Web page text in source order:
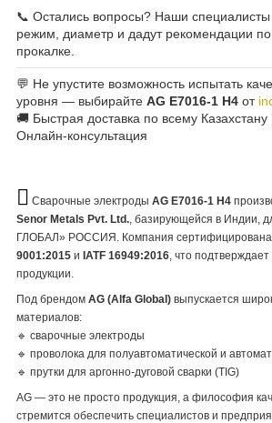
📞 Остались вопросы? Наши специалисты
режим, диаметр и дадут рекомендации
прокалке.
💬 Не упустите возможность испытать
уровня — выбирайте AG E7016-1 H4 от
🚚 Быстрая доставка по всему
Онлайн-консультация
Сварочные электроды AG E7016-1 H4
Senor Metals Pvt. Ltd., базирующейся в Индии,
ГЛОБАЛ» РОССИЯ. Компания сертифицирована
9001:2015 и IATF 16949:2016, что подтверждает
продукции.
Под брендом AG (Alfa Global) выпускается
материалов:
🔹 сварочные электроды
🔹 проволока для полуавтоматической и
🔹 прутки для аргонно-дуговой сварки (TIG)
AG — это не просто продукция, а философия
стремится обеспечить специалистов и